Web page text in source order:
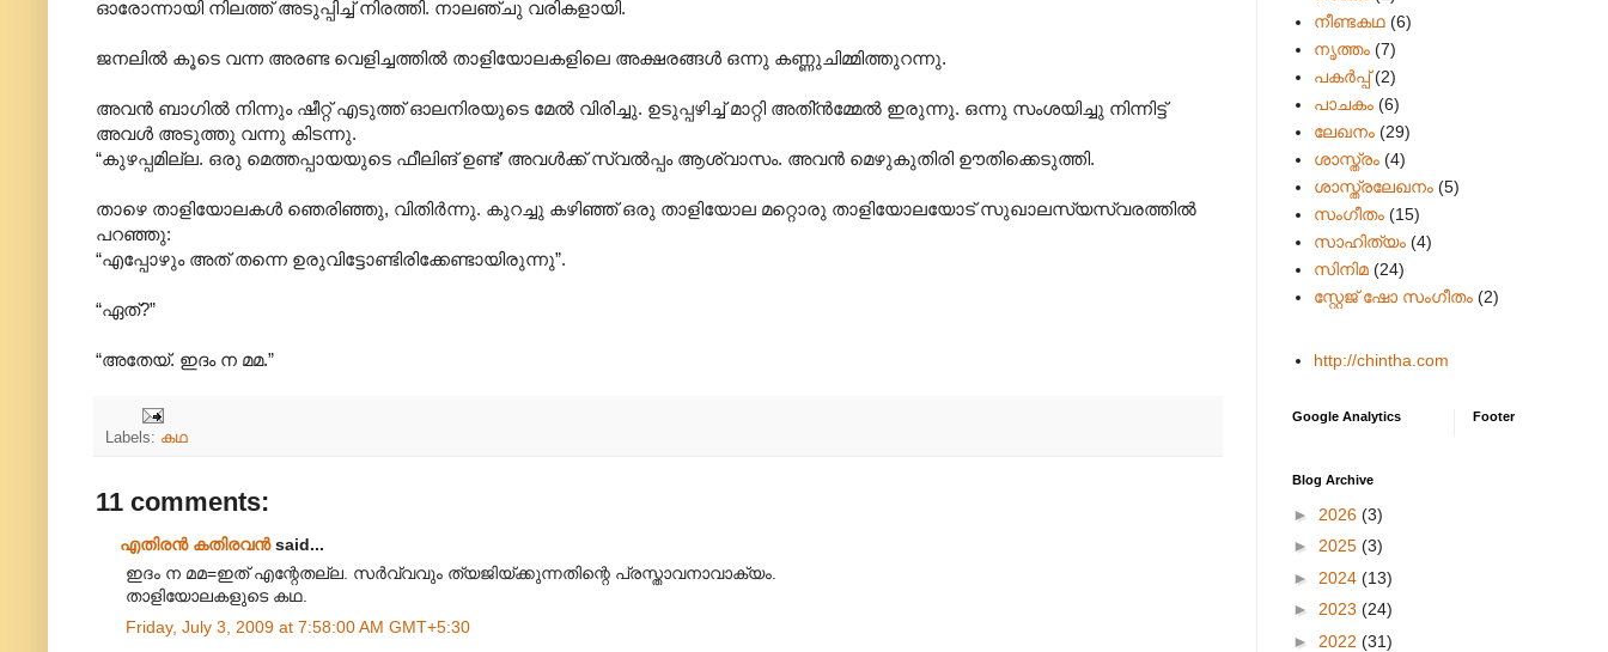
ഓരോന്നായി നിലത്ത് അടുപ്പിച്ച് നിരത്തി. നാലഞ്ചു വരികളായി.
ജനലിൽ കൂടെ വന്ന അരണ്ട വെളിച്ചത്തിൽ താളിയോലകളിലെ അക്ഷരങ്ങൾ ഒന്നു കണ്ണുചിമ്മിത്തുറന്നു.
അവൻ ബാഗിൽ നിന്നും ഷീറ്റ് എടുത്ത് ഓലനിരയുടെ മേൽ വിരിച്ചു. ഉടുപ്പഴിച്ച് മാറ്റി അതി്ൻമ്മേൽ ഇരുന്നു. ഒന്നു സംശയിച്ചു നിന്നിട്ട്
അവൾ അടുത്തു വന്നു കിടന്നു.
“കുഴപ്പമില്ല. ഒരു മെത്തപ്പായയുടെ ഫീലിങ് ഉണ്ട്’ അവൾക്ക് സ്വൽ‌പ്പം ആശ്വാസം. അവൻ മെഴുകുതിരി ഊതിക്കെടുത്തി.
താഴെ താളിയോലകൾ ഞെരിഞ്ഞു, വിതിർന്നു. കുറച്ചു കഴിഞ്ഞ് ഒരു താളിയോല മറ്റൊരു താളിയോലയോട് സുഖാലസ്യസ്വരത്തിൽ
പറഞ്ഞു:
“എപ്പോഴും അത് തന്നെ ഉരുവിട്ടോണ്ടിരിക്കേണ്ടായിരുന്നു”.
“ഏത്?”
“അതേയ്. ഇദം ന മമ.”
Labels: കഥ
11 comments:
എതിരന്‍ കതിരവന്‍said...
ഇദം ന മമ=ഇത് എന്റേതല്ല. സർവ്വവും ത്യജിയ്ക്കുന്നതിന്റെ പ്രസ്താവനാവാക്യം.
താളിയോലകളുടെ കഥ.
Friday, July 3, 2009 at 7:58:00 AM GMT+5:30
നീണ്ടകഥ (6)
നൃത്തം (7)
പകര്‍പ്പ് (2)
പാചകം (6)
ലേഖനം (29)
ശാസ്ത്രം (4)
ശാസ്ത്രലേഖനം (5)
സംഗീതം (15)
സാഹിത്യം (4)
സിനിമ (24)
സ്റ്റേജ് ഷോ സംഗീതം (2)
http://chintha.com
Google Analytics Footer
Blog Archive
► 2026 (3)
► 2025 (3)
► 2024 (13)
► 2023 (24)
► 2022 (31)